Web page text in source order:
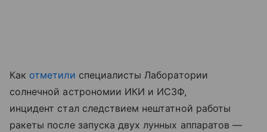
Как отметили специалисты Лаборатории
солнечной астрономии ИКИ и ИСЗФ,
инцидент стал следствием нештатной работы
ракеты после запуска двух лунных аппаратов —